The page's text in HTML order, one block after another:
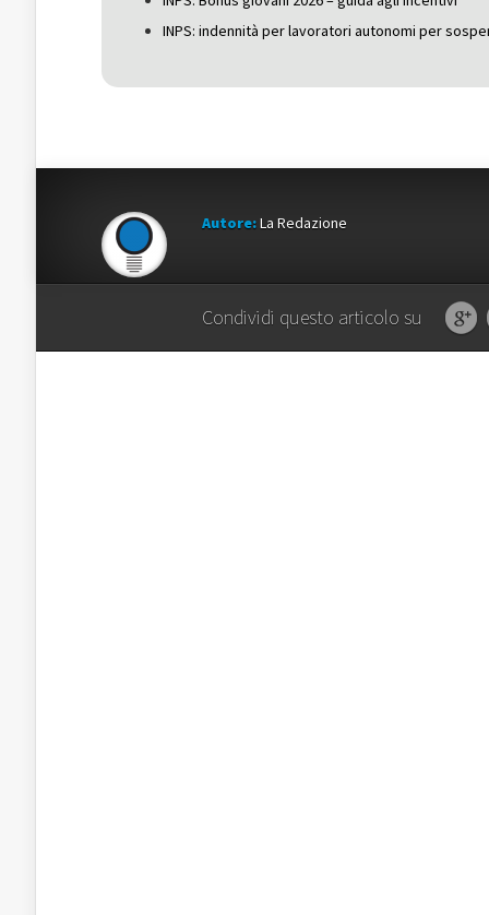
INPS: indennità per lavoratori autonomi per
Autore:La Redazione
Condividi questo articolo su